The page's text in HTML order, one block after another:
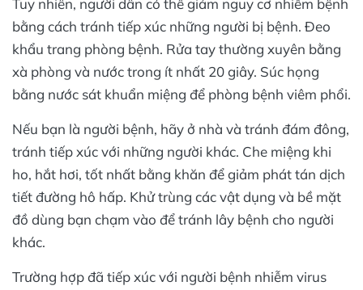
Tuy nhiên, người dân có thể giảm nguy cơ nhiễm bệnh
bằng cách tránh tiếp xúc những người bị bệnh. Đeo
khẩu trang phòng bệnh. Rửa tay thường xuyên bằng
xà phòng và nước trong ít nhất 20 giây. Súc họng
bằng nước sát khuẩn miệng để phòng bệnh viêm phổi.
Nếu bạn là người bệnh, hãy ở nhà và tránh đám đông,
tránh tiếp xúc với những người khác. Che miệng khi
ho, hắt hơi, tốt nhất bằng khăn để giảm phát tán dịch
tiết đường hô hấp. Khử trùng các vật dụng và bề mặt
đồ dùng bạn chạm vào để tránh lây bệnh cho người
khác.
Trường hợp đã tiếp xúc với người bệnh nhiễm virus